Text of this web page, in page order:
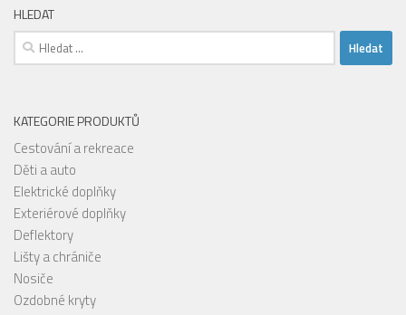
HLEDAT
Vyhledávání
KATEGORIE PRODUKTŮ
Cestování a rekreace
Děti a auto
Elektrické doplňky
Exteriérové doplňky
Deflektory
Lišty a chrániče
Nosiče
Ozdobné kryty